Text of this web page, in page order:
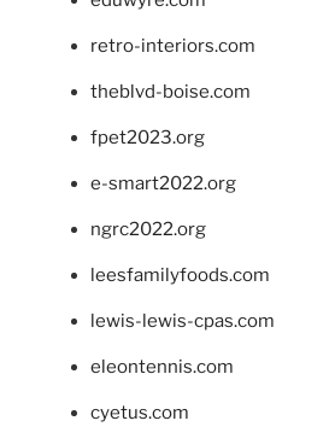
retro-interiors.com
theblvd-boise.com
fpet2023.org
e-smart2022.org
ngrc2022.org
leesfamilyfoods.com
lewis-lewis-cpas.com
eleontennis.com
cyetus.com